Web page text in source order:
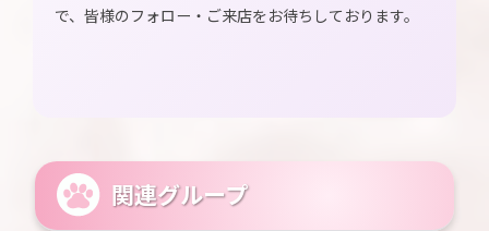
で、皆様のフォロー・ご来店をお待ちしております。
関連グループ